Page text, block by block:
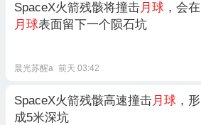
SpaceX火箭残骸将撞击月球 ，会在
月球表面留下一个陨石坑
晨光苏醒a 前天 03:42
SpaceX火箭残骸高速撞击月球 ，形
成5米深坑